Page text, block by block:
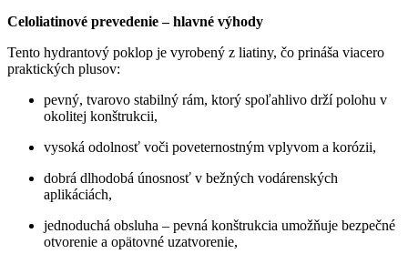
Celoliatinové prevedenie – hlavné výhody
Tento hydrantový poklop je vyrobený z liatiny, čo prináša viacero
praktických plusov:
pevný, tvarovo stabilný rám, ktorý spoľahlivo drží polohu v
okolitej konštrukcii,
vysoká odolnosť voči poveternostným vplyvom a korózii,
dobrá dlhodobá únosnosť v bežných vodárenských
aplikáciách,
jednoduchá obsluha – pevná konštrukcia umožňuje bezpečné
otvorenie a opätovné uzatvorenie,